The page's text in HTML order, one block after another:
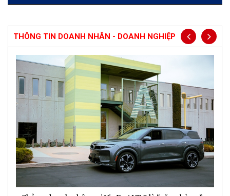
THÔNG TIN DOANH NHÂN - DOANH NGHIỆP